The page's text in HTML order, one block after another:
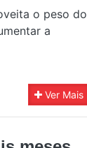
o peso do
a
Ver Mais